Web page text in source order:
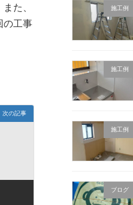
た、
の工事
次の記事
施工例
施工例
施工例
ブログ